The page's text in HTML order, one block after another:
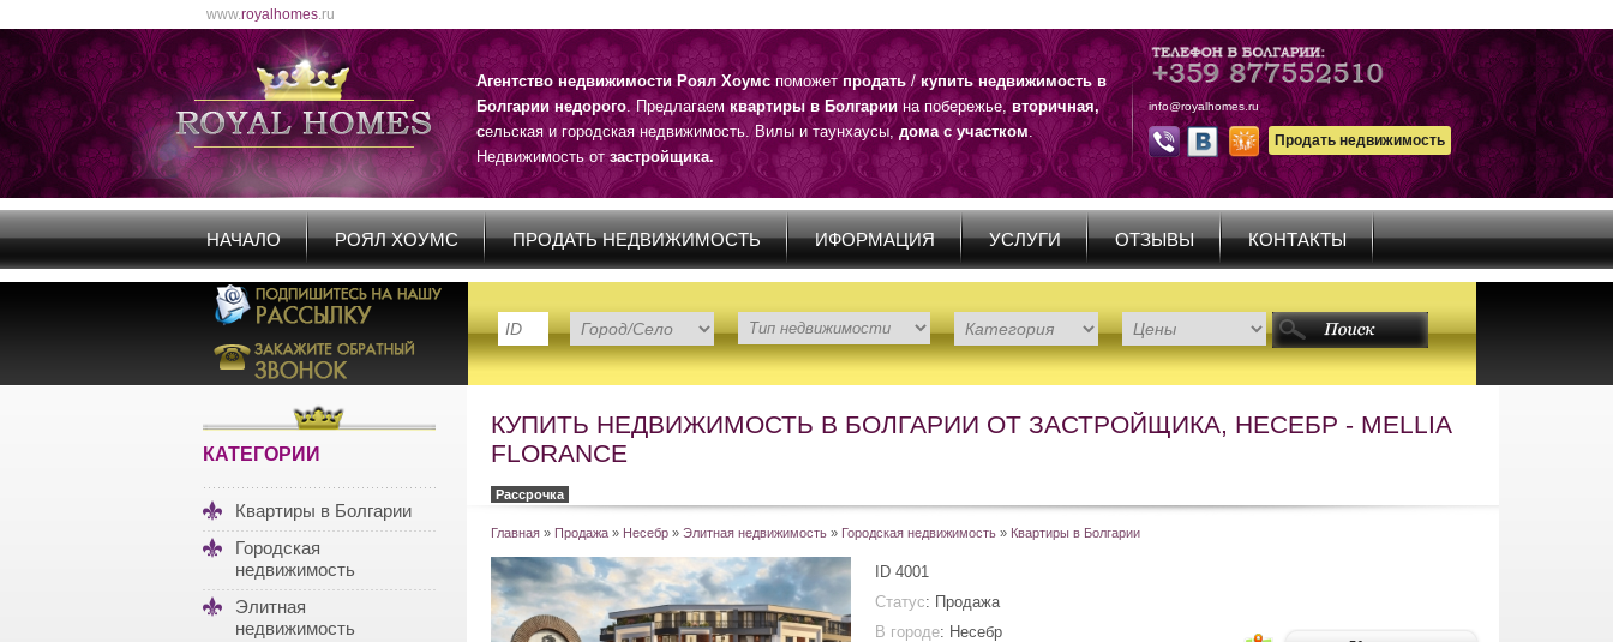
www.royalhomes.ru
Агентство недвижимости Роял Хоумспоможетпродать/купить недвижимость в
Болгарии недорого. Предлагаемквартиры в Болгариина побережье,вторичная,
сельская и городская недвижимость. Вилы и таунхаусы, дома с участком.
Недвижимость отзастройщика.
info@royalhomes.ru
Продать недвижимость
НАЧАЛО РОЯЛ ХОУМС ПРОДАТЬ НЕДВИЖИМОСТЬ ИФОРМАЦИЯ УСЛУГИ ОТЗЫВЫ КОНТАКТЫ
КАТЕГОРИИ
Квартиры в Болгарии
Городская
недвижимость
Элитная
недвижимость
КУПИТЬ НЕДВИЖИМОСТЬ В БОЛГАРИИ ОТ ЗАСТРОЙЩИКА, НЕСЕБР - MELLIA
FLORANCE
Рассрочка
Главная » Продажа » Несебр » Элитная недвижимость » Городская недвижимость » Квартиры в Болгарии
ID 4001
Статус: Продажа
В городе: Несебр